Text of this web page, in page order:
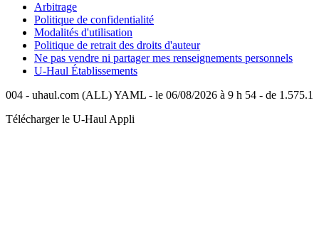
Arbitrage
Politique de confidentialité
Modalités d'utilisation
Politique de retrait des droits d'auteur
Ne pas vendre ni partager mes renseignements personnels
U-Haul Établissements
004 - uhaul.com (ALL) YAML - le 06/08/2026 à 9 h 54 - de 1.575.1
Télécharger le U-Haul Appli